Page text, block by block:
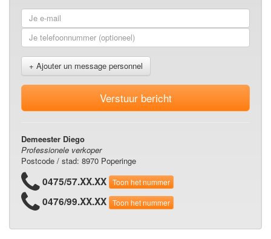
+ Ajouter un message personnel
Verstuur bericht
Demeester Diego
Professionele verkoper
Postcode / stad: 8970 Poperinge
0475/57.XX.XX Toon het nummer
0476/99.XX.XX Toon het nummer